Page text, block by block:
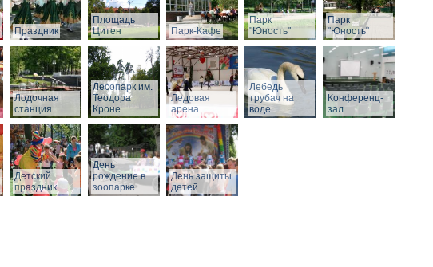
Праздник
Площадь
Цитен
Парк-Кафе
Парк
"Юность"
Парк
"Юность"
Лодочная
станция
Лесопарк им.
Теодора
Кроне
Ледовая
арена
Лебедь
трубач на
воде
Конференц-
зал
Детский
праздник
День
рождение в
зоопарке
День защиты
детей